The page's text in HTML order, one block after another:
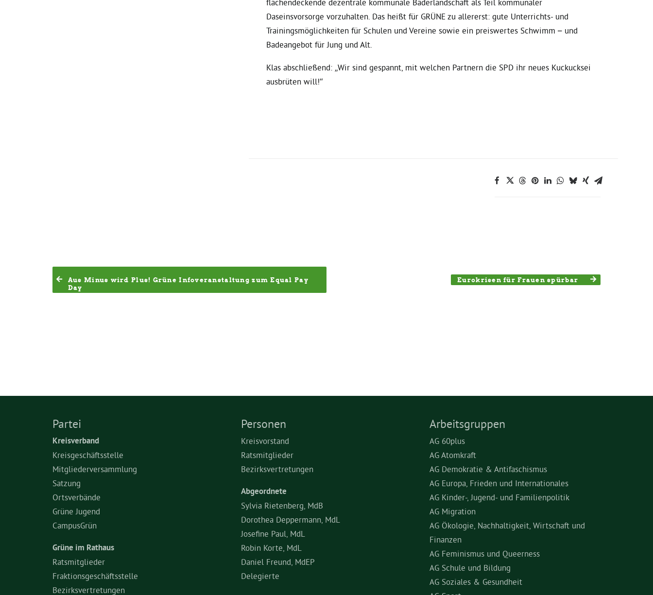
flächendeckende dezentrale kommunale Bäderlandschaft als Teil kommunaler
Daseinsvorsorge vorzuhalten. Das heißt für GRÜNE zu allererst: gute Unterrichts- und
Trainingsmöglichkeiten für Schulen und Vereine sowie ein preiswertes Schwimm – und
Badeangebot für Jung und Alt.
Klas abschließend: „Wir sind gespannt, mit welchen Partnern die SPD ihr neues Kuckucksei
ausbrüten will!“
Aus Minus wird Plus! Grüne Infoveranstaltung zum Equal Pay
Day
Eurokrisen für Frauen spürbar
Partei
Kreisverband
Kreisgeschäftsstelle
Mitgliederversammlung
Satzung
Ortsverbände
Grüne Jugend
CampusGrün
Grüne im Rathaus
Ratsmitglieder
Fraktionsgeschäftsstelle
Bezirksvertretungen
Personen
Kreisvorstand
Ratsmitglieder
Bezirksvertretungen
Abgeordnete
Sylvia Rietenberg, MdB
Dorothea Deppermann, MdL
Josefine Paul, MdL
Robin Korte, MdL
Daniel Freund, MdEP
Delegierte
Arbeitsgruppen
AG 60plus
AG Atomkraft
AG Demokratie & Antifaschismus
AG Europa, Frieden und Internationales
AG Kinder-, Jugend- und Familienpolitik
AG Migration
AG Ökologie, Nachhaltigkeit, Wirtschaft und
Finanzen
AG Feminismus und Queerness
AG Schule und Bildung
AG Soziales & Gesundheit